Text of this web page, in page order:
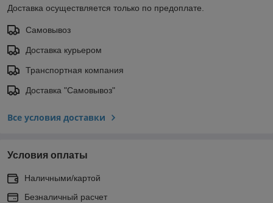
Доставка осуществляется только по предоплате.
Самовывоз
Доставка курьером
Транспортная компания
Доставка "Самовывоз"
Все условия доставки
Условия оплаты
Наличными/картой
Безналичный расчет